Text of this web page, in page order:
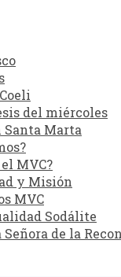
del miércoles
Santa Marta
el MVC?
y Misión
MVC
Sodálite
Señora de la